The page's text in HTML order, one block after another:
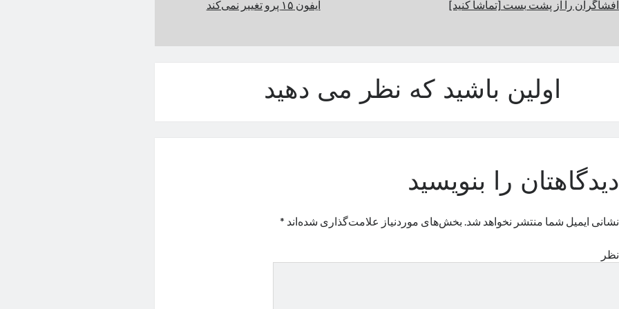
افشاگران را از پشت بست [تماشا کنید] آیفون ۱۵ پرو تغییر نمی‌کند
اولین باشید که نظر می دهید
دیدگاهتان را بنویسید
نشانی ایمیل شما منتشر نخواهد شد. بخش‌های موردنیاز علامت‌گذاری شده‌اند *
نظر